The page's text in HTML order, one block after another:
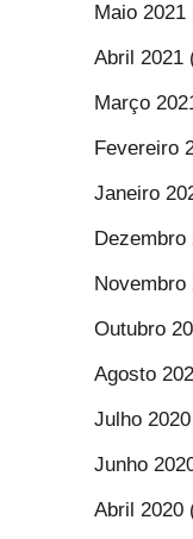
Maio 2021
Abril 2021
Março
Fevereiro
Janeiro
Dezembro
Novembro
Outubro
Agosto
Julho
Junho
Abril 2020